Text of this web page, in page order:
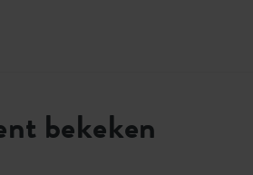
bekeken